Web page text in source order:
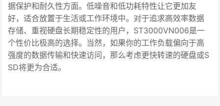
据保护和耐久性方面。低噪音和低功耗特性让它更加友
好，适合放置于生活或工作环境中。对于追求高效率数据
存储、重视硬盘长期稳定性的用户，ST3000VN006是一
个性价比极高的选择。当然，如果你的工作负载偏向于高
强度的数据传输和快速访问，那么考虑更快转速的硬盘或S
SD将更为合适。